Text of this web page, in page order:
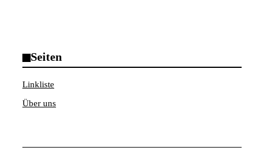
Seiten
Linkliste
Über uns